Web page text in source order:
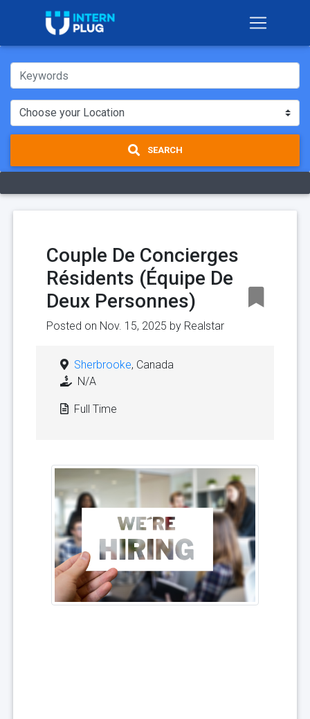
SEARCH
Couple De Concierges
Résidents (Équipe De
Deux Personnes)
Posted on Nov. 15, 2025 by Realstar
Sherbrooke, Canada
N/A
Full Time